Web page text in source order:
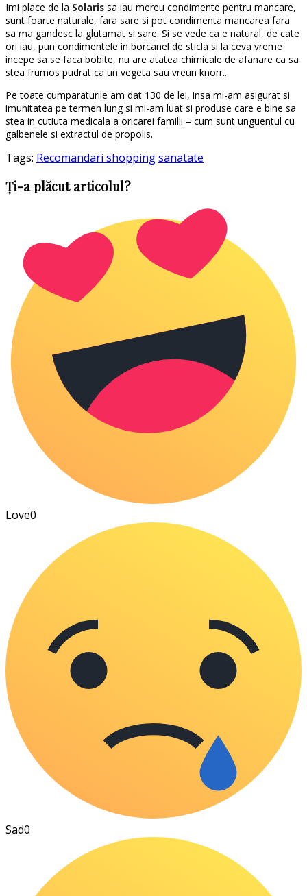
Imi place de la Solaris sa iau mereu condimente pentru mancare,
sunt foarte naturale, fara sare si pot condimenta mancarea fara
sa ma gandesc la glutamat si sare. Si se vede ca e natural, de cate
ori iau, pun condimentele in borcanel de sticla si la ceva vreme
incepe sa se faca bobite, nu are atatea chimicale de afanare ca sa
stea frumos pudrat ca un vegeta sau vreun knorr..
Pe toate cumparaturile am dat 130 de lei, insa mi-am asigurat si
imunitatea pe termen lung si mi-am luat si produse care e bine sa
stea in cutiuta medicala a oricarei familii – cum sunt unguentul cu
galbenele si extractul de propolis.
Tags: Recomandari shoppingsanatate
Ți-a plăcut articolul?
Love0
Sad0